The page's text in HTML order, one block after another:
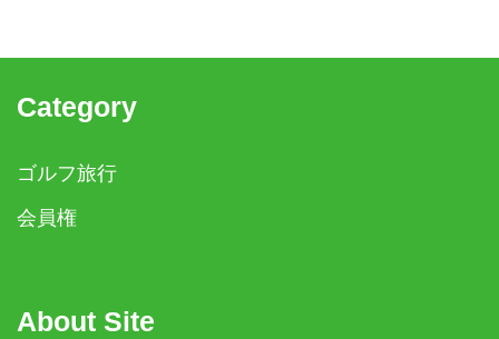
Category
ゴルフ旅行
会員権
About Site